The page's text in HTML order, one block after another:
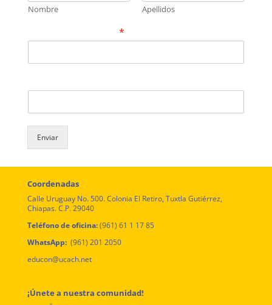
Nombre Apellidos
*
Enviar
Coordenadas
Calle Uruguay No. 500. Colonia El Retiro, Tuxtla Gutiérrez,
Chiapas. C.P. 29040
Teléfono de oficina:(961) 61 1 17 85
WhatsApp:(961) 201 2050
educon@ucach.net
¡Únete a nuestra comunidad!